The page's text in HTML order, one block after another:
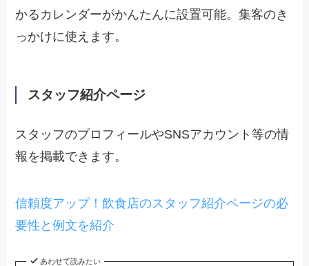
かるカレンダーがかんたんに設置可能。集客のき
っかけに使えます。
スタッフ紹介ページ
スタッフのプロフィールやSNSアカウント等の情
報を掲載できます。
信頼度アップ！飲食店のスタッフ紹介ページの必
要性と例文を紹介
あわせて読みたい